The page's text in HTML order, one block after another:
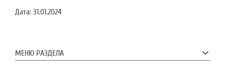
Дата: 31.01.2024
МЕНЮ РАЗДЕЛА